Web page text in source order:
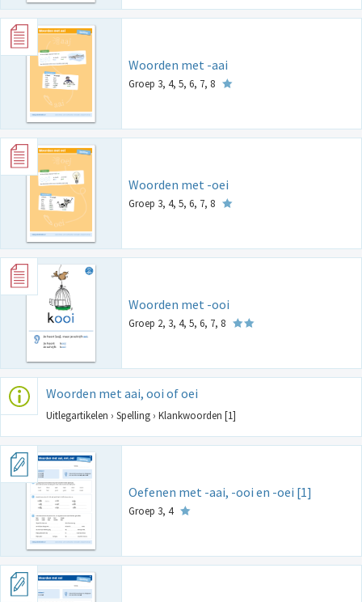
Woorden met -aai
Groep 3, 4, 5, 6, 7, 8
Woorden met -oei
Groep 3, 4, 5, 6, 7, 8
Woorden met -ooi
Groep 2, 3, 4, 5, 6, 7, 8
Woorden met aai, ooi of oei
Uitlegartikelen › Spelling › Klankwoorden [1]
Oefenen met -aai, -ooi en -oei [1]
Groep 3, 4